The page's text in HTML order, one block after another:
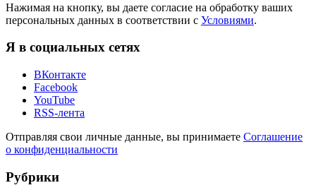
Нажимая на кнопку, вы даете согласие на обработку ваших
персональных данных в соответствии с Условиями.
Я в социальных сетях
ВКонтакте
Facebook
YouTube
RSS-лента
Отправляя свои личные данные, вы принимаете Соглашение
о конфиденциальности
Рубрики